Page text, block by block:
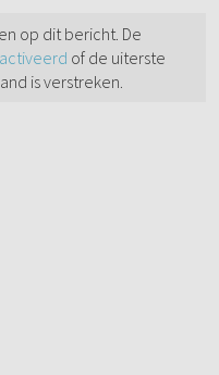
op dit bericht. De
of de uiterste
is verstreken.